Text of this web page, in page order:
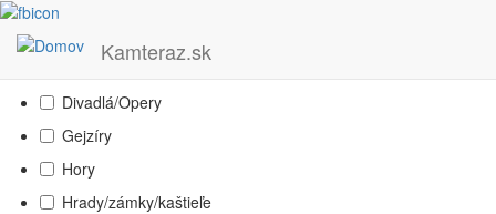
Kamteraz.sk
Kategórie
Divadlá/Opery
Gejzíry
Hory
Hrady/zámky/kaštieľe